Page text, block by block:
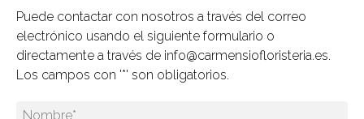
Puede contactar con nosotros a través del correo
electrónico usando el siguiente formulario o
directamente a través de info@carmensiofloristeria.es.
Los campos con '*' son obligatorios.